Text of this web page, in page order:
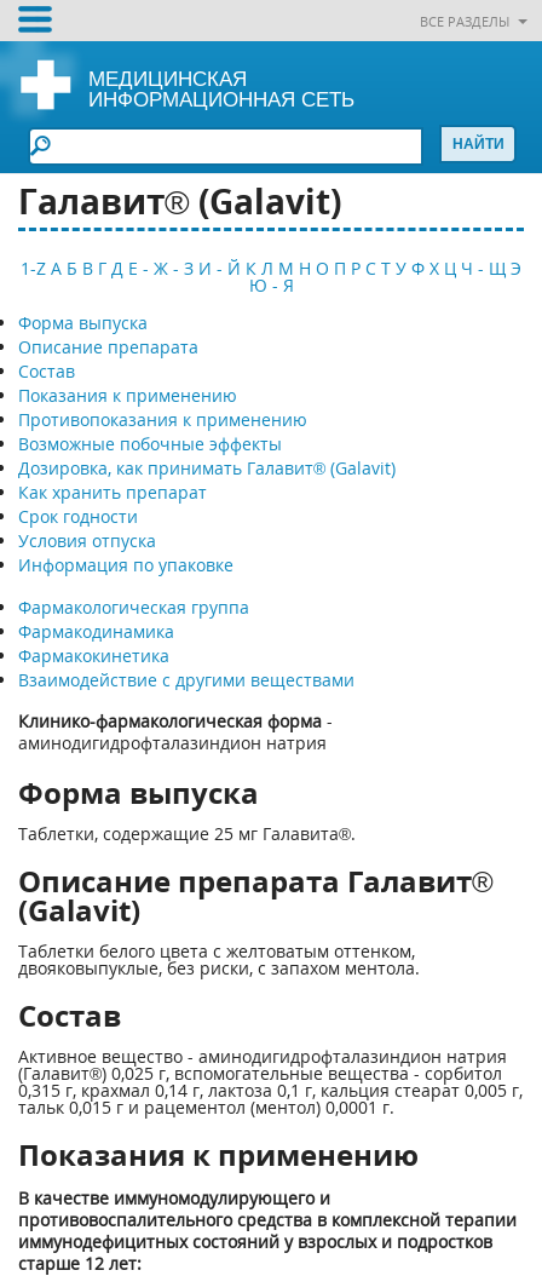
ВСЕ РАЗДЕЛЫ
МЕДИЦИНСКАЯ
ИНФОРМАЦИОННАЯ СЕТЬ
Галавит® (Galavit)
1-Z А Б В Г Д Е - Ж - З И - Й К Л М Н О П Р С Т У Ф Х Ц Ч - Щ Э
Ю - Я
Форма выпуска
Описание препарата
Состав
Показания к применению
Противопоказания к применению
Возможные побочные эффекты
Дозировка, как принимать Галавит® (Galavit)
Как хранить препарат
Срок годности
Условия отпуска
Информация по упаковке
Фармакологическая группа
Фармакодинамика
Фармакокинетика
Взаимодействие с другими веществами
Клинико-фармакологическая форма -
аминодигидрофталазиндион натрия
Форма выпуска
Таблетки, содержащие 25 мг Галавита®.
Описание препарата Галавит®
(Galavit)
Таблетки белого цвета с желтоватым оттенком,
двояковыпуклые, без риски, с запахом ментола.
Состав
Активное вещество - аминодигидрофталазиндион натрия
(Галавит®) 0,025 г, вспомогательные вещества - сорбитол
0,315 г, крахмал 0,14 г, лактоза 0,1 г, кальция стеарат 0,005 г,
тальк 0,015 г и рацементол (ментол) 0,0001 г.
Показания к применению
В качестве иммуномодулирующего и
противовоспалительного средства в комплексной терапии
иммунодефицитных состояний у взрослых и подростков
старше 12 лет: